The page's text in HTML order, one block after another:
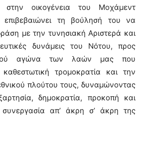
στην οικογένεια του Μοχάμεντ
τη βούλησή του να
με την τυνησιακή Αριστερά και
δυνάμεις του Νότου, προς
αγώνα των λαών μας που
τρομοκρατία και την
πλούτου τους, δυναμώνοντας
δημοκρατία, προκοπή και
απ’ άκρη σ’ άκρη της